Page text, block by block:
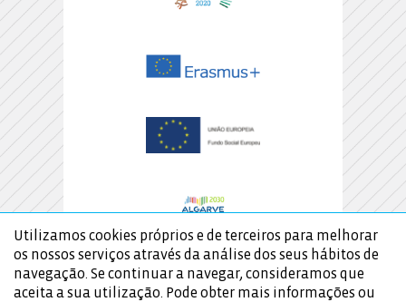
Utilizamos cookies próprios e de terceiros para melhorar
os nossos serviços através da análise dos seus hábitos de
navegação. Se continuar a navegar, consideramos que
aceita a sua utilização. Pode obter mais informações ou